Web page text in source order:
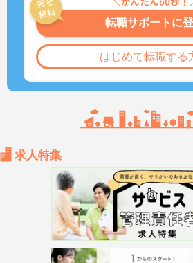
転職サポートに
はじめて転職する
求人特集